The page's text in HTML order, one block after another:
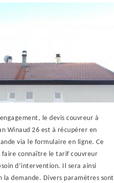
le devis couvreur à
Winaud 26 est à récupérer en
via le formulaire en ligne. Ce
faire connaître le tarif couvreur
d’intervention. Il sera ainsi
la demande. Divers paramètres sont